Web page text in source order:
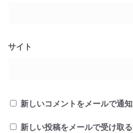
サイト
新しいコメントをメールで通知
新しい投稿をメールで受け取る